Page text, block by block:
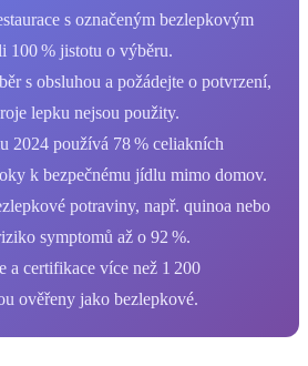
s označeným bezlepkovým
100 % jistotu o výběru.
s obsluhou a požádejte o potvrzení,
lepku nejsou použity.
2024 používá 78 % celiakních
k bezpečnému jídlu mimo domov.
potraviny, např. quinoa nebo
symptomů až o 92 %.
a certifikace více než 1 200
ověřeny jako bezlepkové.